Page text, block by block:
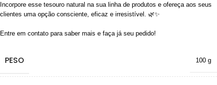
Incorpore esse tesouro natural na sua linha de produtos e ofereça aos seus
clientes uma opção consciente, eficaz e irresistível. 🌿✨
Entre em contato para saber mais e faça já seu pedido!
PESO 100 g